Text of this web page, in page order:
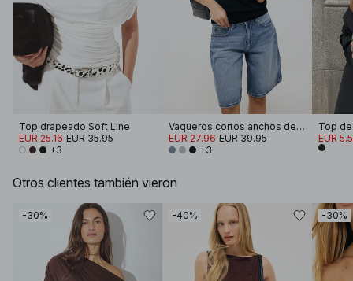
Top drapeado Soft Line
EUR 25.16 EUR 35.95
+3
Vaqueros cortos anchos de talle medio
EUR 27.96 EUR 39.95
+3
EUR
Otros clientes también vieron
-30% -40% -30%